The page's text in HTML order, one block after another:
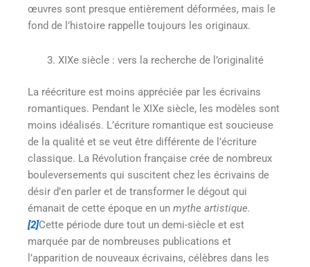
œuvres sont presque entièrement déformées, mais le
fond de l’histoire rappelle toujours les originaux.
XIXe siècle : vers la recherche de l’originalité
La réécriture est moins appréciée par les écrivains
romantiques. Pendant le XIXe siècle, les modèles sont
moins idéalisés. L’écriture romantique est soucieuse
de la qualité et se veut être différente de l’écriture
classique. La Révolution française crée de nombreux
bouleversements qui suscitent chez les écrivains de
désir d’en parler et de transformer le dégout qui
émanait de cette époque en un mythe artistique.
[2]Cette période dure tout un demi-siècle et est
marquée par de nombreuses publications et
l’apparition de nouveaux écrivains, célèbres dans les